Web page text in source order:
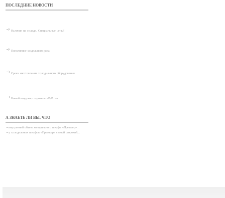
ПОСЛЕДНИЕ НОВОСТИ
Наличие на складе. Специальные цены!
Пополнение модельного ряда
Сроки изготовления холодильного оборудования
Новый воздухоохладитель «В/Prm»
А ЗНАЕТЕ ЛИ ВЫ, ЧТО
• внутренний объем холодильного шкафа «Премьер»...
• у холодильных шкафов «Премьер» самый широкий...